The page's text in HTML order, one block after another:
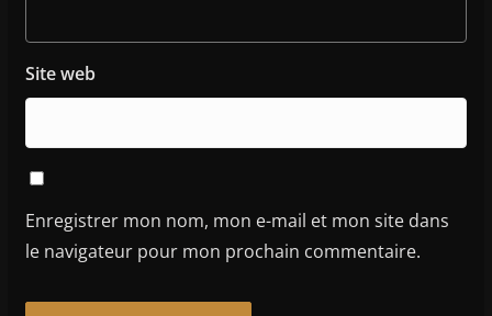
Site web
Enregistrer mon nom, mon e-mail et mon site dans
le navigateur pour mon prochain commentaire.